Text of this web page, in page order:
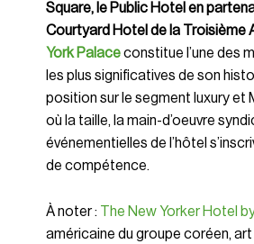
Square, le Public Hotel en
Courtyard Hotel de la Troisième
York Palaceconstitue l’une des
les plus significatives de son
position sur le segment luxury et
où la taille, la main-d’oeuvre
événementielles de l’hôtel
de compétence.
À noter : The New Yorker Hotel
américaine du groupe coréen,